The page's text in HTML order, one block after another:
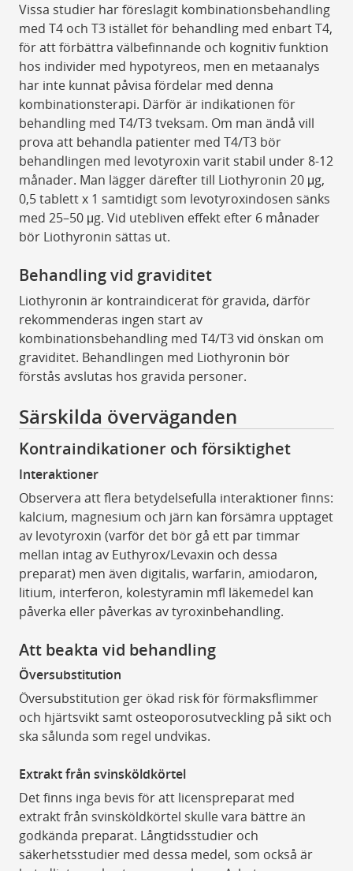
Vissa studier har föreslagit kombinationsbehandling
med T4 och T3 istället för behandling med enbart T4,
för att förbättra välbefinnande och kognitiv funktion
hos individer med hypotyreos, men en metaanalys
har inte kunnat påvisa fördelar med denna
kombinationsterapi. Därför är indikationen för
behandling med T4/T3 tveksam. Om man ändå vill
prova att behandla patienter med T4/T3 bör
behandlingen med levotyroxin varit stabil under 8-12
månader. Man lägger därefter till Liothyronin 20 μg,
0,5 tablett x 1 samtidigt som levotyroxindosen sänks
med 25–50 μg. Vid utebliven effekt efter 6 månader
bör Liothyronin sättas ut.
Behandling vid graviditet
Liothyronin är kontraindicerat för gravida, därför
rekommenderas ingen start av
kombinationsbehandling med T4/T3 vid önskan om
graviditet. Behandlingen med Liothyronin bör
förstås avslutas hos gravida personer.
Särskilda överväganden
Kontraindikationer och försiktighet
Interaktioner
Observera att flera betydelsefulla interaktioner finns:
kalcium, magnesium och järn kan försämra upptaget
av levotyroxin (varför det bör gå ett par timmar
mellan intag av Euthyrox/Levaxin och dessa
preparat) men även digitalis, warfarin, amiodaron,
litium, interferon, kolestyramin mfl läkemedel kan
påverka eller påverkas av tyroxinbehandling.
Att beakta vid behandling
Översubstitution
Översubstitution ger ökad risk för förmaksflimmer
och hjärtsvikt samt osteoporosutveckling på sikt och
ska sålunda som regel undvikas.
Extrakt från svinsköldkörtel
Det finns inga bevis för att licenspreparat med
extrakt från svinsköldkörtel skulle vara bättre än
godkända preparat. Långtidsstudier och
säkerhetsstudier med dessa medel, som också är